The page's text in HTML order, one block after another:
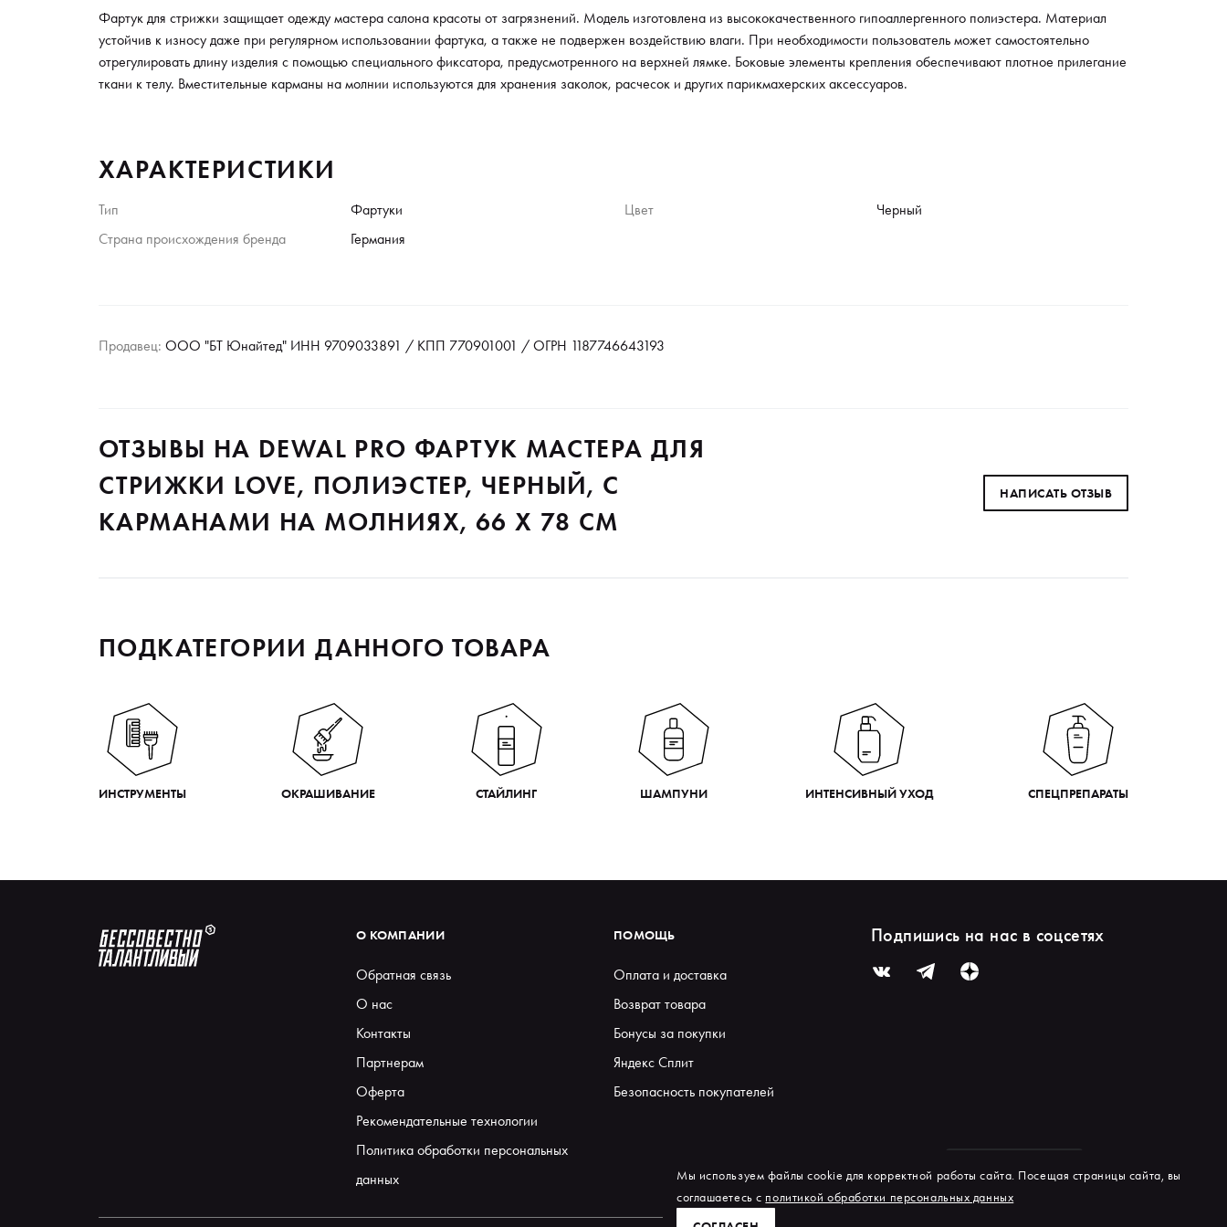
Фартук для стрижки защищает одежду мастера салона красоты от загрязнений. Модель изготовлена из высококачественного гипоаллергенного полиэстера. Материал
устойчив к износу даже при регулярном использовании фартука, а также не подвержен воздействию влаги. При необходимости пользователь может самостоятельно
отрегулировать длину изделия с помощью специального фиксатора, предусмотренного на верхней лямке. Боковые элементы крепления обеспечивают плотное прилегание
ткани к телу. Вместительные карманы на молнии используются для хранения заколок, расчесок и других парикмахерских аксессуаров.
ХАРАКТЕРИСТИКИ
Тип Фартуки Цвет
Черный
Страна происхождения бренда
Германия
Продавец: ООО "БТ Юнайтед" ИНН 9709033891 / КПП 770901001 / ОГРН 1187746643193
ОТЗЫВЫ НА DEWAL PRO ФАРТУК МАСТЕРА ДЛЯ
СТРИЖКИ LOVE, ПОЛИЭСТЕР, ЧЕРНЫЙ, С
КАРМАНАМИ НА МОЛНИЯХ, 66 X 78 СМ
НАПИСАТЬ ОТЗЫВ
ПОДКАТЕГОРИИ ДАННОГО ТОВАРА
ИНСТРУМЕНТЫ ОКРАШИВАНИЕ СТАЙЛИНГ ШАМПУНИ ИНТЕНСИВНЫЙ УХОД СПЕЦПРЕПАРАТЫ
О КОМПАНИИ
Обратная связь
О нас
Контакты
Партнерам
Оферта
Рекомендательные технологии
Политика обработки персональных
данных
ПОМОЩЬ
Оплата и доставка
Возврат товара
Бонусы за покупки
Яндекс Сплит
Безопасность покупателей
Подпишись на нас в соцсетях
Мы используем файлы cookie для корректной работы сайта. Посещая страницы сайта, вы
соглашаетесь с политикой обработки персональных данных